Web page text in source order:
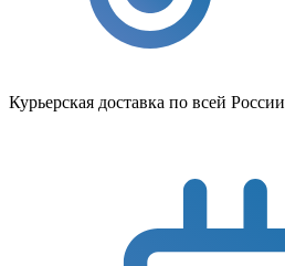
Курьерская доставка по всей России